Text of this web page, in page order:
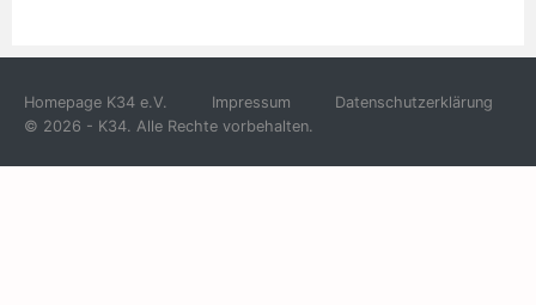
Homepage K34 e.V. Impressum
Datenschutzerklärung
© 2026 - K34. Alle Rechte vorbehalten.